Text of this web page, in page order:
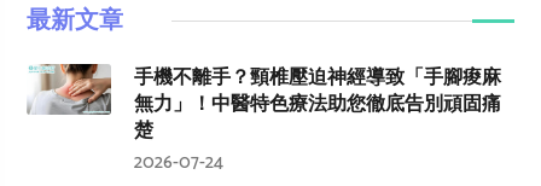
最新文章
手機不離手？頸椎壓迫神經導致「手腳痠麻
無力」！中醫特色療法助您徹底告別頑固痛
楚
2026-07-24